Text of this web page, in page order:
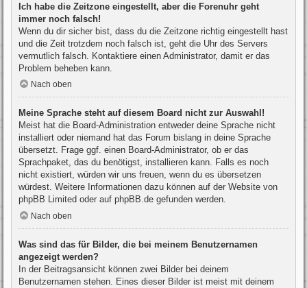
Ich habe die Zeitzone eingestellt, aber die Forenuhr geht
immer noch falsch!
Wenn du dir sicher bist, dass du die Zeitzone richtig eingestellt hast
und die Zeit trotzdem noch falsch ist, geht die Uhr des Servers
vermutlich falsch. Kontaktiere einen Administrator, damit er das
Problem beheben kann.
Nach oben
Meine Sprache steht auf diesem Board nicht zur Auswahl!
Meist hat die Board-Administration entweder deine Sprache nicht
installiert oder niemand hat das Forum bislang in deine Sprache
übersetzt. Frage ggf. einen Board-Administrator, ob er das
Sprachpaket, das du benötigst, installieren kann. Falls es noch
nicht existiert, würden wir uns freuen, wenn du es übersetzen
würdest. Weitere Informationen dazu können auf der Website von
phpBB Limited oder auf phpBB.de gefunden werden.
Nach oben
Was sind das für Bilder, die bei meinem Benutzernamen
angezeigt werden?
In der Beitragsansicht können zwei Bilder bei deinem
Benutzernamen stehen. Eines dieser Bilder ist meist mit deinem